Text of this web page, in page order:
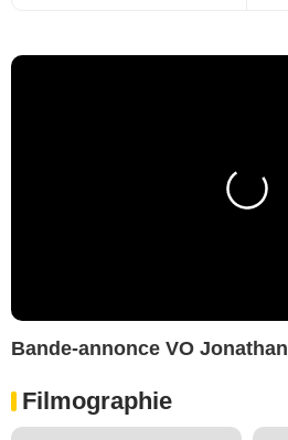
Bande-annonce VO Jonathan
Filmographie